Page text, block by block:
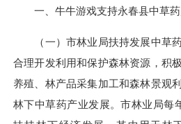
一、牛牛游戏支持永春县中草药
（一）市林业局扶持发展中草
合理开发利用和保护森林资源，积
养殖、林产品采集加工和森林景观
林下中草药产业发展。市林业局每